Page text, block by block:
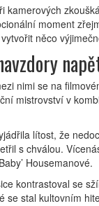
kamerových
moment
něco
nimi se na
mistrovství v
lítost, že
s chválou.
Housemanové.
kontrastoval se
se stal kultovním